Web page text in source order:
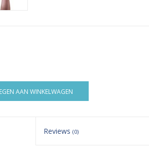
AAN WINKELWAGEN
Reviews (0)